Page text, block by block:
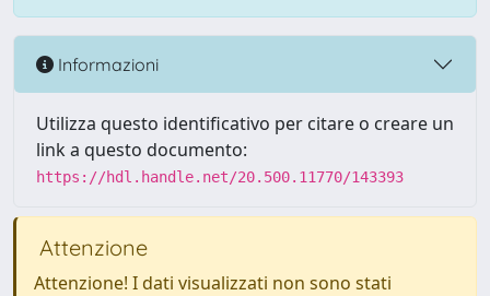
Informazioni
Utilizza questo identificativo per citare o creare un
link a questo documento:
https://hdl.handle.net/20.500.11770/143393
Attenzione
Attenzione! I dati visualizzati non sono stati